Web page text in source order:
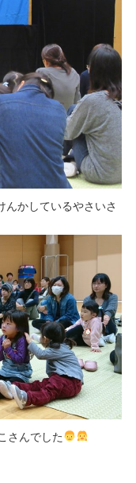
んかしているやさいさ
さんでした